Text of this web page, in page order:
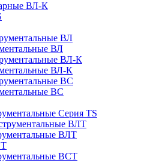
ВЛ-К
ВЛ
ВЛ-К
ВС
Серия TS
ВЛТ
ВСТ